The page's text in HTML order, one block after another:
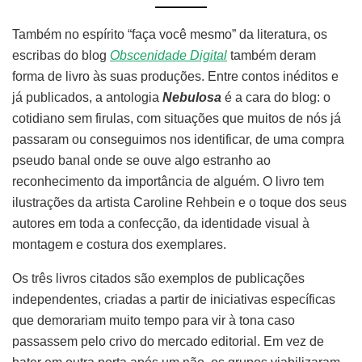
Também no espírito “faça você mesmo” da literatura, os
escribas do blog Obscenidade Digital também deram
forma de livro às suas produções. Entre contos inéditos e
já publicados, a antologia Nebulosa é a cara do blog: o
cotidiano sem firulas, com situações que muitos de nós já
passaram ou conseguimos nos identificar, de uma compra
pseudo banal onde se ouve algo estranho ao
reconhecimento da importância de alguém. O livro tem
ilustrações da artista Caroline Rehbein e o toque dos seus
autores em toda a confecção, da identidade visual à
montagem e costura dos exemplares.
Os três livros citados são exemplos de publicações
independentes, criadas a partir de iniciativas específicas
que demorariam muito tempo para vir à tona caso
passassem pelo crivo do mercado editorial. Em vez de